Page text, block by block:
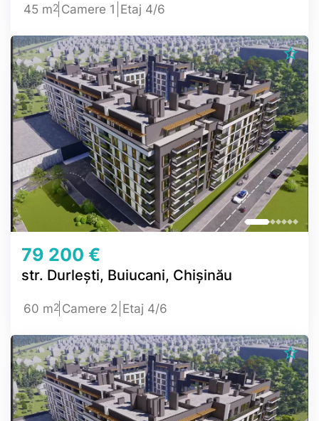
45 m2 Camere 1 Etaj 4/6
79 200 €
str. Durlești, Buiucani, Chișinău
60 m2 Camere 2 Etaj 4/6